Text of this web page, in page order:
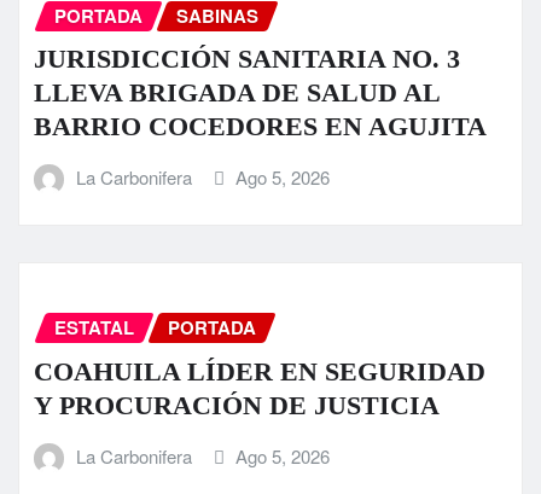
PORTADA SABINAS
JURISDICCIÓN SANITARIA NO. 3
LLEVA BRIGADA DE SALUD AL
BARRIO COCEDORES EN AGUJITA
La Carbonifera Ago 5, 2026
ESTATAL PORTADA
COAHUILA LÍDER EN SEGURIDAD
Y PROCURACIÓN DE JUSTICIA
La Carbonifera Ago 5, 2026